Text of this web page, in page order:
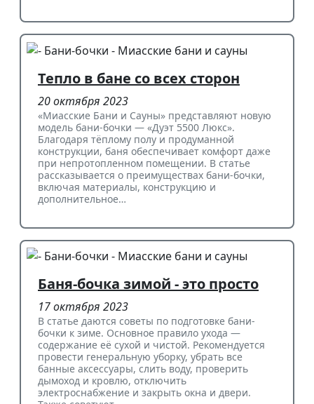
Тепло в бане со всех сторон
20 октября 2023
«Миасские Бани и Сауны» представляют новую
модель бани-бочки — «Дуэт 5500 Люкс».
Благодаря тёплому полу и продуманной
конструкции, баня обеспечивает комфорт даже
при непротопленном помещении. В статье
рассказывается о преимуществах бани-бочки,
включая материалы, конструкцию и
дополнительное…
Баня-бочка зимой - это просто
17 октября 2023
В статье даются советы по подготовке бани-
бочки к зиме. Основное правило ухода —
содержание её сухой и чистой. Рекомендуется
провести генеральную уборку, убрать все
банные аксессуары, слить воду, проверить
дымоход и кровлю, отключить
электроснабжение и закрыть окна и двери.